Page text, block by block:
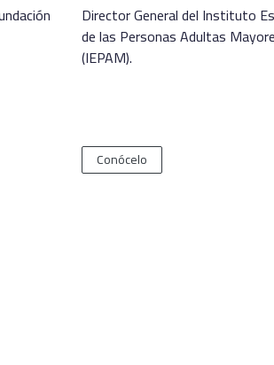
Director General del Instituto
de las Personas Adultas
(IEPAM).
Conócelo